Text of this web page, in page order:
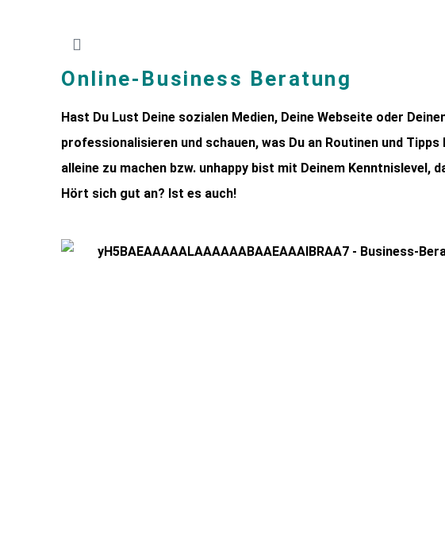
Online-Business Beratung
Hast Du Lust Deine sozialen Medien, Deine Webseite oder
professionalisieren und schauen, was Du an Routinen und
alleine zu machen bzw. unhappy bist mit Deinem Kenntnislevel,
Hört sich gut an? Ist es auch!